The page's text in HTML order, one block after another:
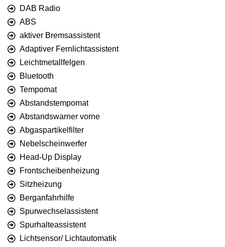
DAB Radio
ABS
aktiver Bremsassistent
Adaptiver Fernlichtassistent
Leichtmetallfelgen
Bluetooth
Tempomat
Abstandstempomat
Abstandswarner vorne
Abgaspartikelfilter
Nebelscheinwerfer
Head-Up Display
Frontscheibenheizung
Sitzheizung
Berganfahrhilfe
Spurwechselassistent
Spurhalteassistent
Lichtsensor/ Lichtautomatik